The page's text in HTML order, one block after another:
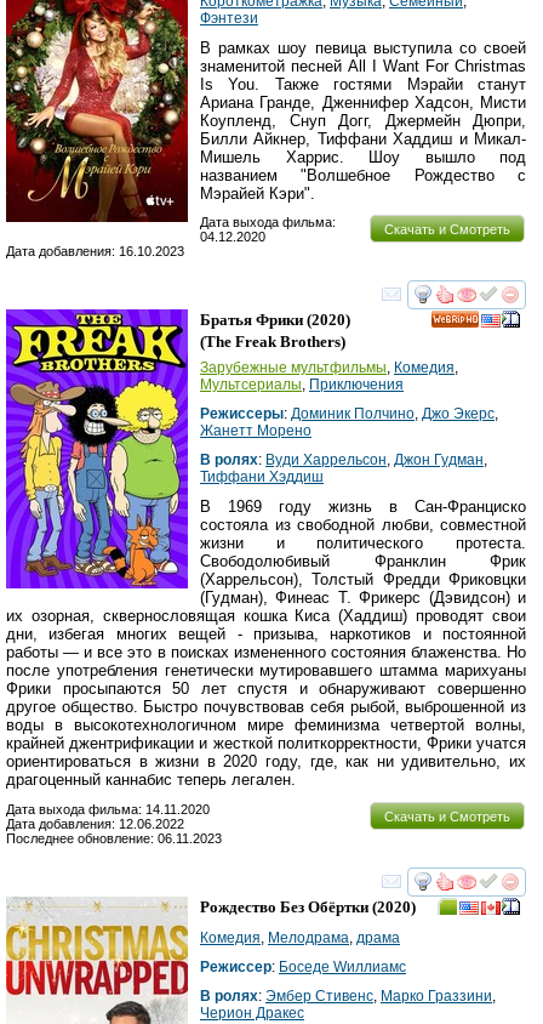
Фэнтези
В рамках шоу певица выступила со своей
знаменитой песней All I Want For Christmas
Is You. Также гостями Мэрайи станут
Ариана Гранде, Дженнифер Хадсон, Мисти
Коупленд, Снуп Догг, Джермейн Дюпри,
Билли Айкнер, Тиффани Хаддиш и Микал-
Мишель Харрис. Шоу вышло под
названием "Волшебное Рождество с
Мэрайей Кэри".
Скачать и Смотреть
Дата выхода фильма:
04.12.2020
Дата добавления: 16.10.2023
смотреть
Братья Фрики (2020)
(The Freak Brothers)
Зарубежные мультфильмы, Комедия,
Мультсериалы, Приключения
Режиссеры: Доминик Полчино, Джо Экерс,
Жанетт Морено
В ролях: Вуди Харрельсон, Джон Гудман,
Тиффани Хэддиш
В 1969 году жизнь в Сан-Франциско
состояла из свободной любви, совместной
жизни и политического протеста.
Свободолюбивый Франклин Фрик
(Харрельсон), Толстый Фредди Фриковцки
(Гудман), Финеас Т. Фрикерс (Дэвидсон) и
их озорная, сквернословящая кошка Киса (Хаддиш) проводят свои
дни, избегая многих вещей - призыва, наркотиков и постоянной
работы — и все это в поисках измененного состояния блаженства. Но
после употребления генетически мутировавшего штамма марихуаны
Фрики просыпаются 50 лет спустя и обнаруживают совершенно
другое общество. Быстро почувствовав себя рыбой, выброшенной из
воды в высокотехнологичном мире феминизма четвертой волны,
крайней джентрификации и жесткой политкорректности, Фрики учатся
ориентироваться в жизни в 2020 году, где, как ни удивительно, их
драгоценный каннабис теперь легален.
Скачать и Смотреть
Дата выхода фильма: 14.11.2020
Дата добавления: 12.06.2022
Последнее обновление: 06.11.2023
смотреть
Рождество Без Обёртки (2020)
Комедия, Мелодрама, драма
Режиссер: Боседе Wиллиамс
В ролях: Эмбер Стивенс, Марко Граззини,
Черион Дракес